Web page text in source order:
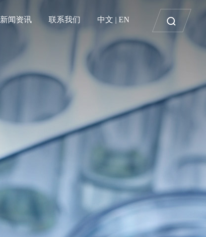
新闻资讯 联系我们 中文 | EN
醚类衍生物
PEG及衍生物
发展历程
CXO
质量管理
行业动态
意见反馈